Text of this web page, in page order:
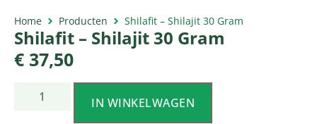
Home Producten Shilafit – Shilajit 30 Gram
Shilafit – Shilajit 30 Gram
€ 37,50
IN WINKELWAGEN